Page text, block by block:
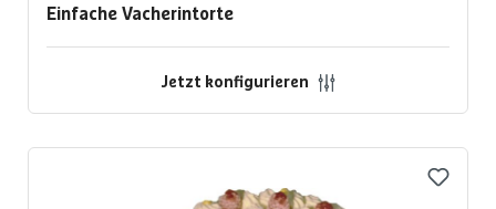
Einfache Vacherintorte
Jetzt konfigurieren